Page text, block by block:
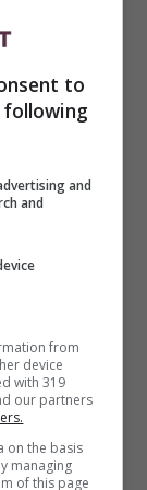
Ricci
ha
di
in avanti
cause
poco
to
and
and
from
device
with 319
our partners
on the basis
managing
of this page